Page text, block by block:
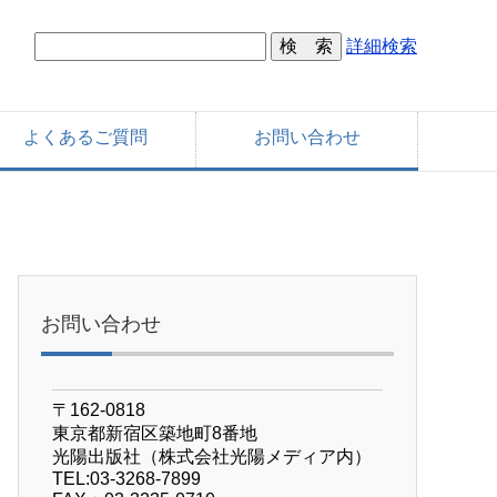
詳細検索
よくあるご質問 お問い合わせ
お問い合わせ
〒162-0818
東京都新宿区築地町8番地
光陽出版社（株式会社光陽メディア内）
TEL:03-3268-7899